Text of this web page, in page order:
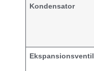
Kondensator
Ekspansionsventil